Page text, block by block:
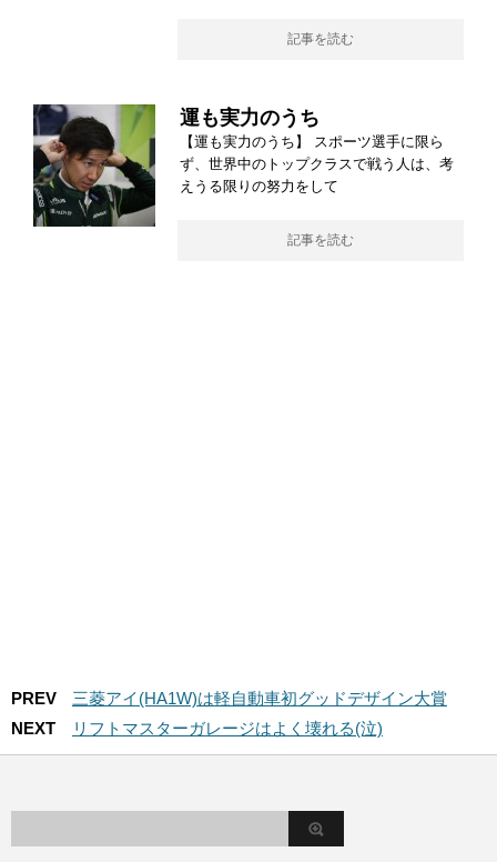
記事を読む
運も実力のうち
【運も実力のうち】 スポーツ選手に限ら
ず、世界中のトップクラスで戦う人は、考
えうる限りの努力をして
記事を読む
PREV
三菱アイ(HA1W)は軽自動車初グッドデザイン大賞
NEXT
リフトマスターガレージはよく壊れる(泣)